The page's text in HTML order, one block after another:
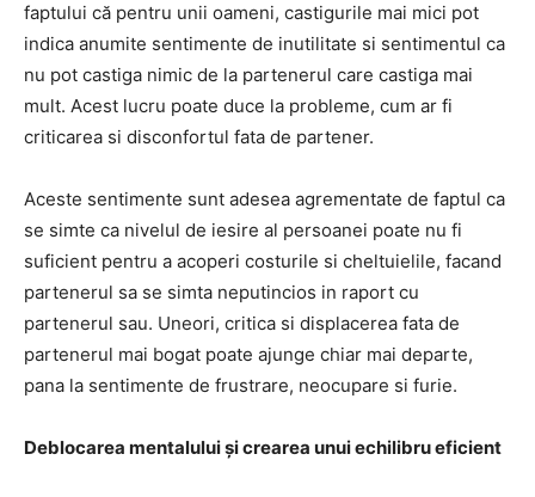
faptului că pentru unii oameni, castigurile mai mici pot
indica anumite sentimente de inutilitate si sentimentul ca
nu pot castiga nimic de la partenerul care castiga mai
mult. Acest lucru poate duce la probleme, cum ar fi
criticarea si disconfortul fata de partener.
Aceste sentimente sunt adesea agrementate de faptul ca
se simte ca nivelul de iesire al persoanei poate nu fi
suficient pentru a acoperi costurile si cheltuielile, facand
partenerul sa se simta neputincios in raport cu
partenerul sau. Uneori, critica si displacerea fata de
partenerul mai bogat poate ajunge chiar mai departe,
pana la sentimente de frustrare, neocupare si furie.
Deblocarea mentalului și crearea unui echilibru eficient